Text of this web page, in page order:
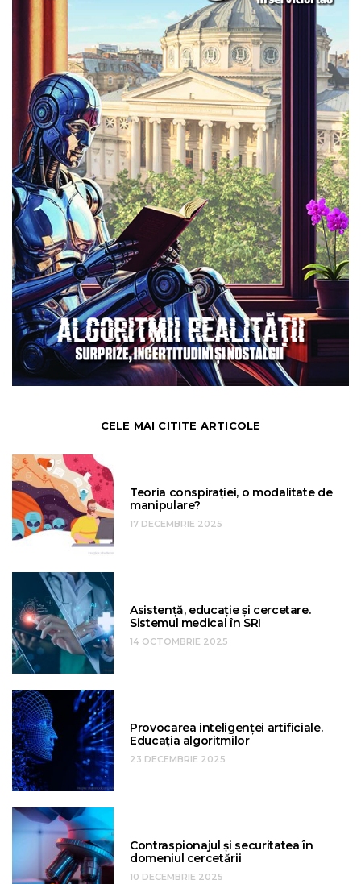
CELE MAI CITITE ARTICOLE
Teoria conspirației, o modalitate de
manipulare?
17 DECEMBRIE 2025
Asistență, educație și cercetare.
Sistemul medical în SRI
14 OCTOMBRIE 2025
Provocarea inteligenței artificiale.
Educația algoritmilor
23 DECEMBRIE 2025
Contraspionajul și securitatea în
domeniul cercetării
10 DECEMBRIE 2025